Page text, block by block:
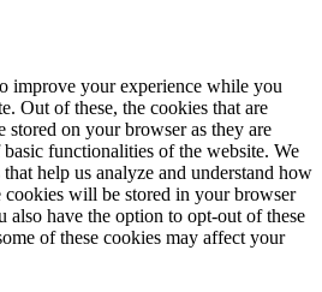
improve your experience while you
Out of these, the cookies that are
stored on your browser as they are
functionalities of the website. We
help us analyze and understand how
cookies will be stored in your browser
have the option to opt-out of these
of these cookies may affect your